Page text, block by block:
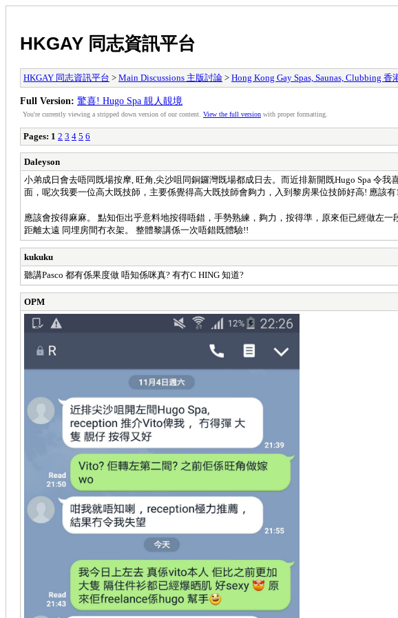
HKGAY 同志資訊平台
HKGAY 同志資訊平台 > Main Discussions 主版討論 > Hong Kong Gay Spas, Saunas, Clubbing
Full Version: 驚喜! Hugo Spa 靚人靚境
You're currently viewing a stripped down version of our content. View the full version with proper formatting.
Pages: 1 2 3 4 5 6
Daleyson
小弟成日會去唔同既場按摩, 旺角,尖沙咀同銅鑼灣既場都成日去。而近排新開既Hugo Spa 令
面，呢次我要一位高大既技師，主要係覺得高大既技師會夠力，入到黎房果位技師好高! 應該
應該會按得麻麻。 點知佢出乎意料地按得唔錯，手勢熟練，夠力，按得準，原來佢已經做左一
距離太遠 同埋房間冇衣架。 整體黎講係一次唔錯既體驗!!
kukuku
聽講Pasco 都有係果度做 唔知係咪真? 有冇C HING 知道?
OPM